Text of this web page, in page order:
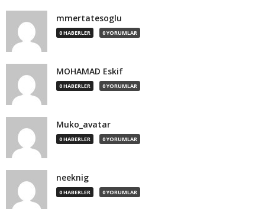
mmertatesoglu
0 HABERLER 0 YORUMLAR
MOHAMAD Eskif
0 HABERLER 0 YORUMLAR
Muko_avatar
0 HABERLER 0 YORUMLAR
neeknig
0 HABERLER 0 YORUMLAR